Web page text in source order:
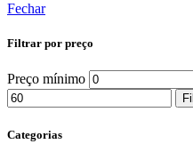
Fechar
Filtrar por preço
Preço mínimo
Categorias